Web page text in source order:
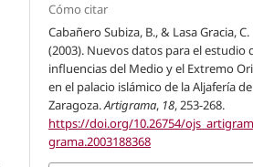
Cómo citar
Cabañero Subiza, B., & Lasa Gracia, C.
(2003). Nuevos datos para el estudio
influencias del Medio y el Extremo
en el palacio islámico de la Aljafería de
Zaragoza.Artigrama, 18, 253-268.
https://doi.org/10.26754/
grama.2003188368